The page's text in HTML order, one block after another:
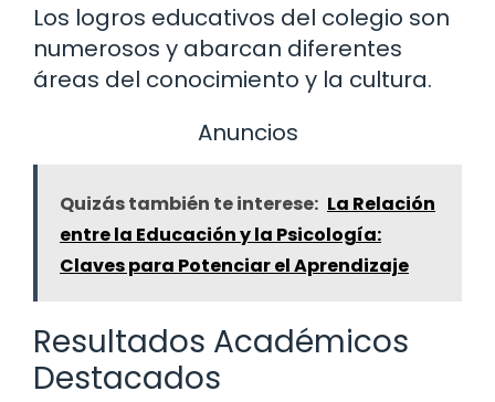
Los logros educativos del colegio son
numerosos y abarcan diferentes
áreas del conocimiento y la cultura.
Anuncios
Quizás también te interese: La Relación
entre la Educación y la Psicología:
Claves para Potenciar el Aprendizaje
Resultados Académicos
Destacados